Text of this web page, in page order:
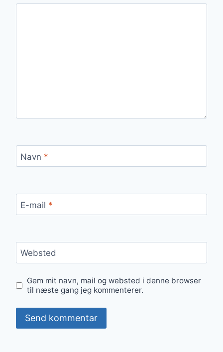
Navn *
E-mail *
Websted
Gem mit navn, mail og websted i denne browser
til næste gang jeg kommenterer.